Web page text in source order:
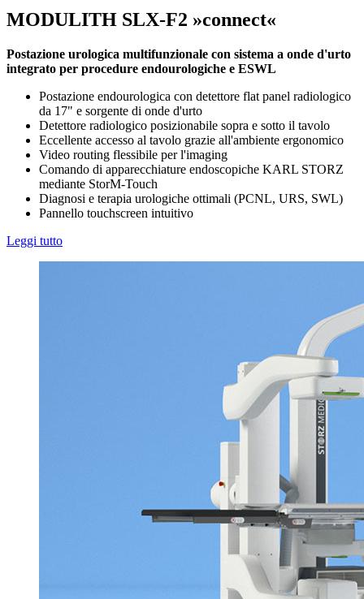
MODULITH SLX-F2 »connect«
Postazione urologica multifunzionale con sistema a onde d'urto
integrato per procedure endourologiche e ESWL
Postazione endourologica con detettore flat panel radiologico
da 17" e sorgente di onde d'urto
Detettore radiologico posizionabile sopra e sotto il tavolo
Eccellente accesso al tavolo grazie all'ambiente ergonomico
Video routing flessibile per l'imaging
Comando di apparecchiature endoscopiche KARL STORZ
mediante StorM-Touch
Diagnosi e terapia urologiche ottimali (PCNL, URS, SWL)
Pannello touchscreen intuitivo
Leggi tutto